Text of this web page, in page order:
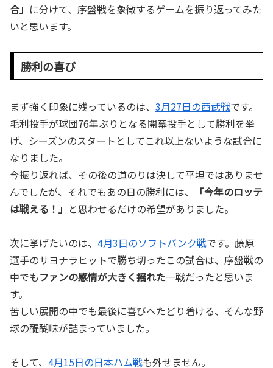
合」 に分けて、序盤戦を象徴するゲームを振り返ってみた
いと思います。
勝利の喜び
まず強く印象に残っているのは、 3月27日の西武戦です。
毛利投手が球団76年ぶりとなる開幕投手として勝利を挙
げ、シーズンのスタートとしてこれ以上ないような試合に
なりました。
今振り返れば、その後の道のりは決して平坦ではありませ
んでしたが、それでもあの日の勝利には、
「今年のロッテ
は戦える！」 と思わせるだけの希望がありました。
次に挙げたいのは、 4月3日のソフトバンク戦です。藤原
選手のサヨナラヒットで勝ち切ったこの試合は、序盤戦の
中でもファンの感情が大きく揺れた一戦だったと思いま
す。
苦しい展開の中でも最後に喜びへたどり着ける、そんな野
球の醍醐味が詰まっていました。
そして、 4月15日の日本ハム戦も外せません。